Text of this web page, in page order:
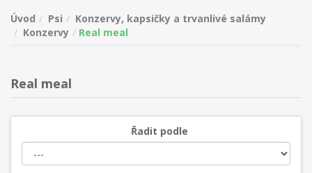
Úvod Psi
Konzervy, kapsičky a trvanlivé salámy
Konzervy
Real meal
Real meal
Řadit podle